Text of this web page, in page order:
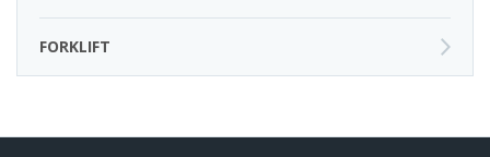
FORKLIFT